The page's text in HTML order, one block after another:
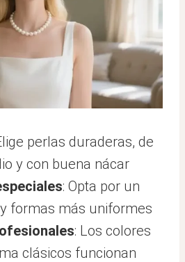
perlas duraderas, de
y con buena nácar
: Opta por un
formas más uniformes
: Los colores
clásicos funcionan